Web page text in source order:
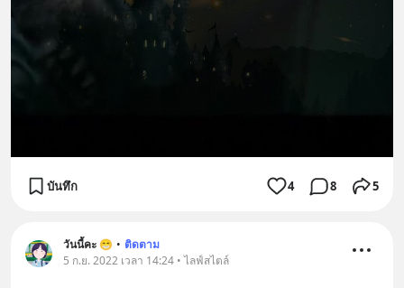
บันทึก 4 8 5
วันนี้คะ 😁 • ติดตาม
5 ก.ย. 2022 เวลา 14:24 • ไลฟ์สไตล์